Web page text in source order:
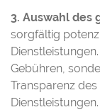
3. Auswahl des
sorgfältig
Gebühren,
Transparenz